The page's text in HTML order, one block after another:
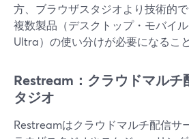
方、ブラウザスタジオより技術的
複数製品（デスクトップ・モバイ
Ultra）の使い分けが必要になること
Restream：クラウドマルチ
タジオ
Restreamはクラウドマルチ配信サ